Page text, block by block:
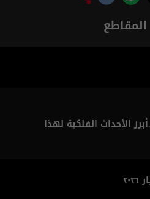
المقاطع
الأحداث الفلكية لهذا